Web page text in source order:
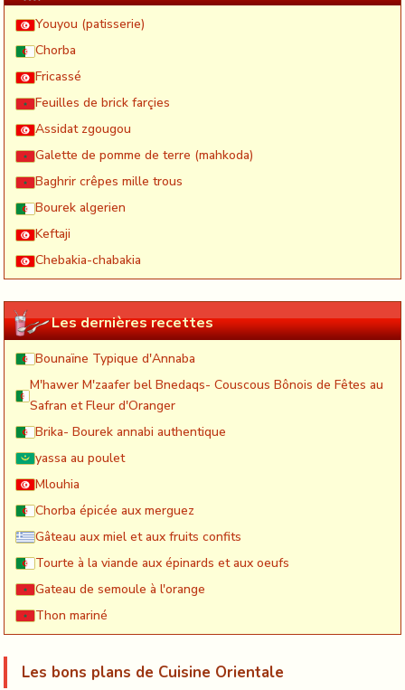
Youyou (patisserie)
Chorba
Fricassé
Feuilles de brick farçies
Assidat zgougou
Galette de pomme de terre (mahkoda)
Baghrir crêpes mille trous
Bourek algerien
Keftaji
Chebakia-chabakia
Les dernières recettes
Bounaïne Typique d'Annaba
M'hawer M'zaafer bel Bnedaqs- Couscous Bônois de Fêtes au
Safran et Fleur d'Oranger
Brika- Bourek annabi authentique
yassa au poulet
Mlouhia
Chorba épicée aux merguez
Gâteau aux miel et aux fruits confits
Tourte à la viande aux épinards et aux oeufs
Gateau de semoule à l'orange
Thon mariné
Les bons plans de Cuisine Orientale